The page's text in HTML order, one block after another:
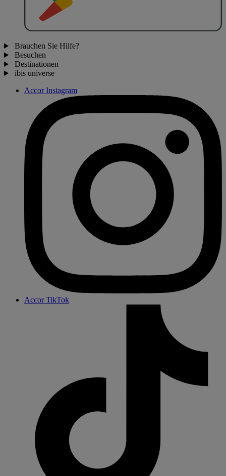
Brauchen Sie Hilfe?
Besuchen
Destinationen
ibis universe
Accor Instagram
Accor TikTok